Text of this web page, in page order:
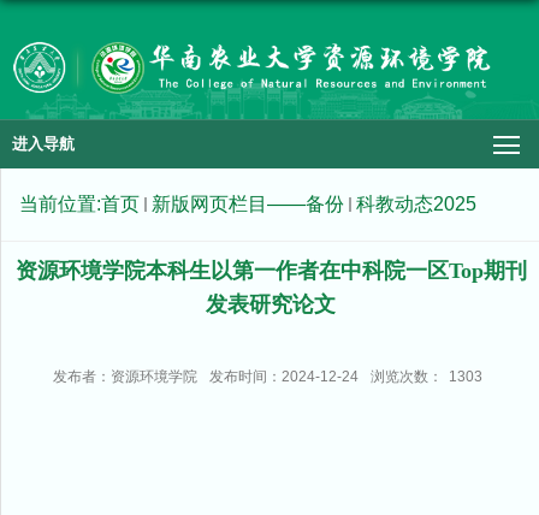
进入导航
当前位置:首页 新版网页栏目——备份 科教动态2025
资源环境学院本科生以第一作者在中科院一区Top期刊
发表研究论文
发布者：资源环境学院 发布时间：2024-12-24 浏览次数： 1303